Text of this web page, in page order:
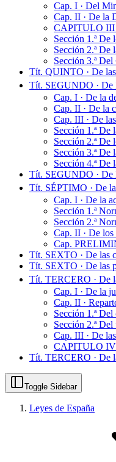
Cap. I · Del
Cap. II · De la
CAPITULO III
Sección 1.ª De
Sección 2.ª De
Sección 3.ª
Tít. QUINTO · De
Tít. SEGUNDO · De
Cap. I · De la
Cap. II · De la
Cap. III · De
Sección 1.ª De
Sección 2.ª De
Sección 3.ª De
Sección 4.ª De
Tít. SEGUNDO · De
Tít. SÉPTIMO · De
Cap. I · De la
Sección 1.ª
Sección 2.ª
Cap. II · De los
Cap.
Tít. SEXTO · De las
Tít. SEXTO · De las
Tít. TERCERO · De
Cap. I · De la
Cap. II ·
Sección 1.ª
Sección 2.ª
Cap. III · De
CAPITULO IV
Tít. TERCERO · De
Toggle Sidebar
Leyes de España